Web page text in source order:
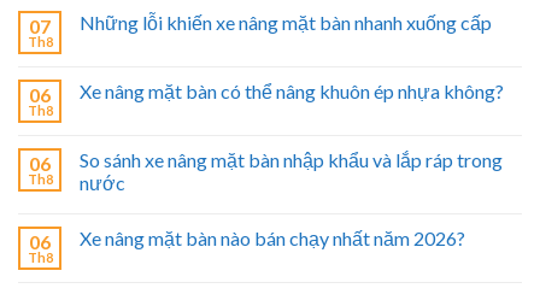
07
Th8
Những lỗi khiến xe nâng mặt bàn nhanh xuống cấp
06
Th8
Xe nâng mặt bàn có thể nâng khuôn ép nhựa không?
06
Th8
So sánh xe nâng mặt bàn nhập khẩu và lắp ráp trong
nước
06
Th8
Xe nâng mặt bàn nào bán chạy nhất năm 2026?